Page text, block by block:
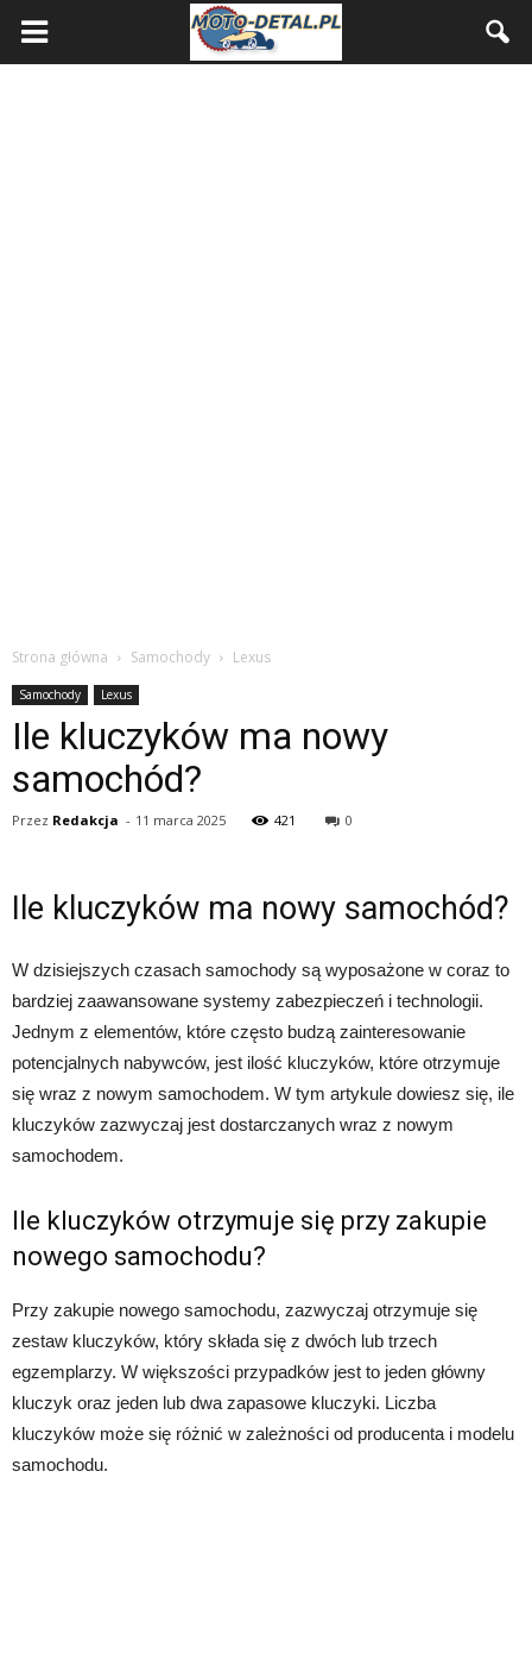
Strona główna Samochody Lexus
Samochody Lexus
Ile kluczyków ma nowy
samochód?
Przez Redakcja - 11 marca 2025 421 0
Ile kluczyków ma nowy samochód?
W dzisiejszych czasach samochody są wyposażone w coraz to
bardziej zaawansowane systemy zabezpieczeń i technologii.
Jednym z elementów, które często budzą zainteresowanie
potencjalnych nabywców, jest ilość kluczyków, które otrzymuje
się wraz z nowym samochodem. W tym artykule dowiesz się, ile
kluczyków zazwyczaj jest dostarczanych wraz z nowym
samochodem.
Ile kluczyków otrzymuje się przy zakupie
nowego samochodu?
Przy zakupie nowego samochodu, zazwyczaj otrzymuje się
zestaw kluczyków, który składa się z dwóch lub trzech
egzemplarzy. W większości przypadków jest to jeden główny
kluczyk oraz jeden lub dwa zapasowe kluczyki. Liczba
kluczyków może się różnić w zależności od producenta i modelu
samochodu.